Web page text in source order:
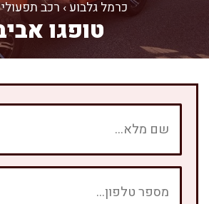
כרמל גלבוע›רכב
טופגו